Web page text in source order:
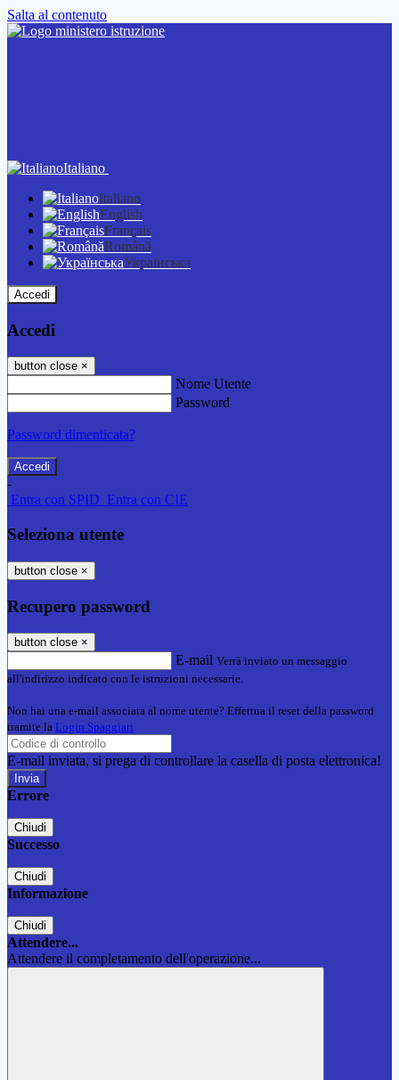
Salta al contenuto
Italiano
Italiano
English
Français
Română
Українська
Accedi
Accedi
button close ×
Nome Utente
Password
Password dimenticata?
-
Entra con SPID Entra con CIE
Seleziona utente
button close ×
Recupero password
button close ×
E-mail Verrà inviato un messaggio
all'indirizzo indicato con le istruzioni necessarie.
Non hai una e-mail associata al nome utente? Effettua il reset della password
tramite la Login Spaggiari
E-mail inviata, si prega di controllare la casella di posta elettronica!
Errore
Chiudi
Successo
Chiudi
Informazione
Chiudi
Attendere...
Attendere il completamento dell'operazione...